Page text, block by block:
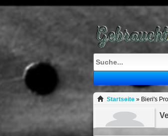
Startseite» Bieri's